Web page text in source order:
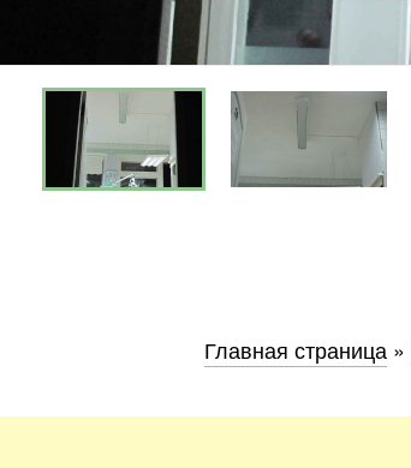
Главная страница »